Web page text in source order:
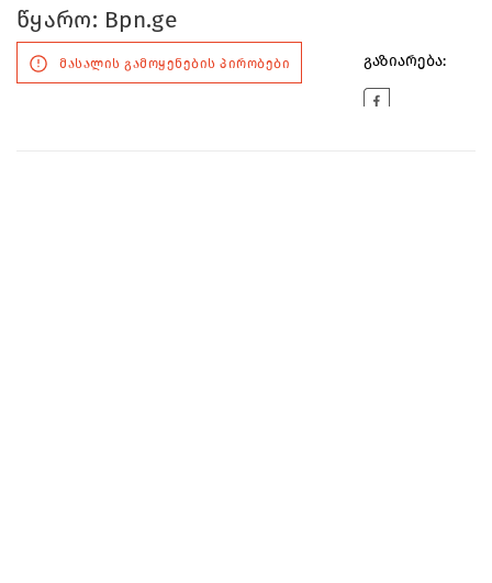
წყარო: Bpn.ge
მასალის გამოყენების პირობები გაზიარება: